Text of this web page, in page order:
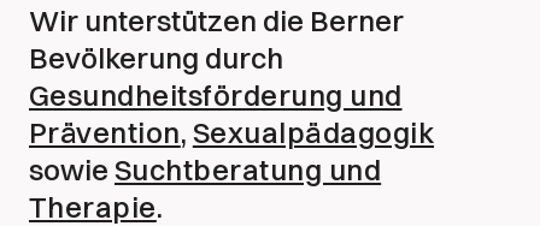
Wir unterstützen die Berner
Bevölkerung durch
Gesundheitsförderung und
Prävention, Sexualpädagogik
sowie Suchtberatung und
Therapie.